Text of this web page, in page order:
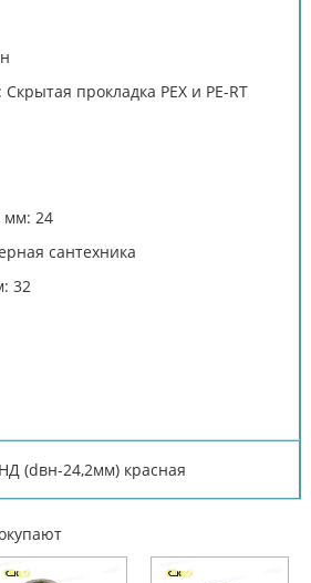
прокладка PEX и PE-RT
мм: 24
сантехника
32
(dвн-24,2мм) красная